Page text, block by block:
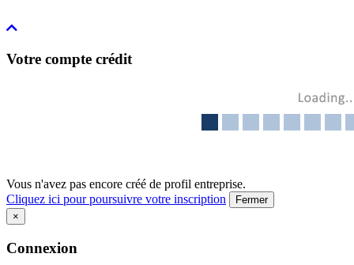
Votre compte crédit
Vous n'avez pas encore créé de profil entreprise.
Cliquez ici pour poursuivre votre inscription
Fermer
×
Connexion